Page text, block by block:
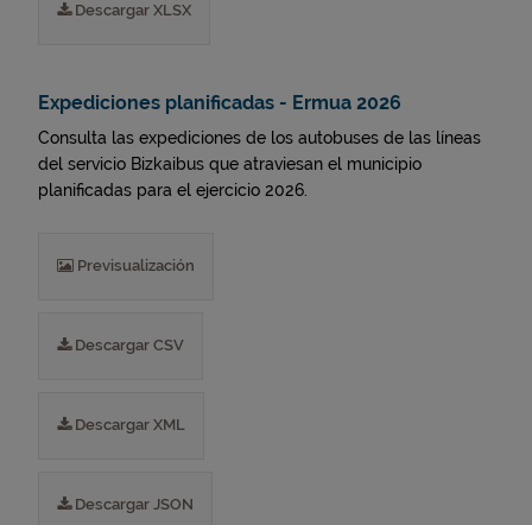
Descargar XLSX
Expediciones planificadas - Ermua 2026
Consulta las expediciones de los autobuses de las líneas
del servicio Bizkaibus que atraviesan el municipio
planificadas para el ejercicio 2026.
Previsualización
Descargar CSV
Descargar XML
Descargar JSON